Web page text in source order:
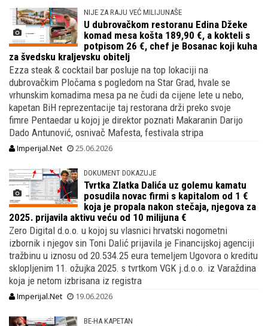
NIJE ZA RAJU VEĆ MILIJUNAŠE
U dubrovačkom restoranu Edina Džeke
komad mesa košta 189,90 €, a kokteli s
potpisom 26 €, chef je Bosanac koji kuha
za švedsku kraljevsku obitelj
Ezza steak & cocktail bar posluje na top lokaciji na
dubrovačkim Pločama s pogledom na Star Grad, hvale se
vrhunskim komadima mesa pa ne čudi da cijene lete u nebo,
kapetan BiH reprezentacije taj restorana drži preko svoje
fimre Pentaedar u kojoj je direktor poznati Makaranin Darijo
Dado Antunović, osnivač Mafesta, festivala stripa
Imperijal.Net 25.06.2026
DOKUMENT DOKAZUJE
Tvrtka Zlatka Dalića uz golemu kamatu
posudila novac firmi s kapitalom od 1 €
koja je propala nakon stečaja, njegova za
2025. prijavila aktivu veću od 10 milijuna €
Zero Digital d.o.o. u kojoj su vlasnici hrvatski nogometni
izbornik i njegov sin Toni Dalić prijavila je Financijskoj agenciji
tražbinu u iznosu od 20.534.25 eura temeljem Ugovora o kreditu
sklopljenim 11. ožujka 2025. s tvrtkom VGK j.d.o.o. iz Varaždina
koja je netom izbrisana iz registra
Imperijal.Net 19.06.2026
BE-HA KAPETAN